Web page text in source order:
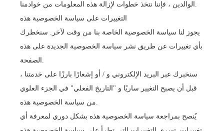
الوالدين ، فإننا نتخذ خطوات لإزالة هذه المعلومات من خوادمنا.
التغييرات على سياسة الخصوصية هذه
يجوز لنا سياسة الخصوصية الخاصة بنا من وقت لآخر. سنخطرك
بأي تغييرات عن طريق نشر سياسة الخصوصية الجديدة على هذه
الصفحة.
سنخبرك عبر البريد الإلكتروني و / أو إشعارًا بارزًا على خدمتنا ،
قبل أن يصبح التغيير ساريًا و "التاريخ الفعلي" في الجزء العلوي
من سياسة الخصوصية هذه.
يُنصح بمراجعة سياسة الخصوصية هذه بشكل دوري لمعرفة أي